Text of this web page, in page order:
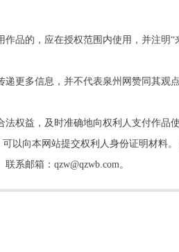
品的，应在授权范围内使用，并注明“
更多信息，并不代表泉州网赞同其观
权益，及时准确地向权利人支付作品
以向本网站提交权利人身份证明材料
系邮箱：qzw@qzwb.com。